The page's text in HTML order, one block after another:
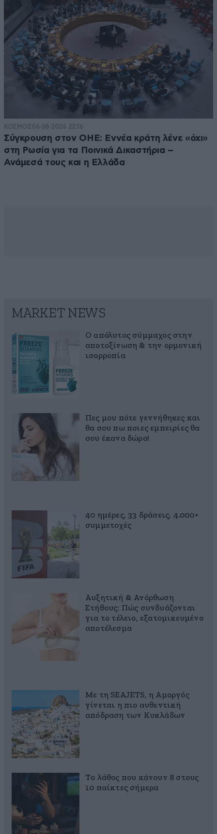
ΚΟΣΜΟΣ06·08·2026 22:16
Σύγκρουση στον ΟΗΕ: Εννέα κράτη λένε «όχι»
στη Ρωσία για τα Ποινικά Δικαστήρια –
Ανάμεσά τους και η Ελλάδα
MARKET NEWS
Ο απόλυτος σύμμαχος στην
αποτοξίνωση & την ορμονική
ισορροπία
Πες μου πότε γεννήθηκες και
θα σου πω ποιες εμπειρίες θα
σου έκανα δώρο!
40 ημέρες, 33 δράσεις, 4.000+
συμμετοχές
Αυξητική & Ανόρθωση
Στήθους: Πώς συνδυάζονται
για το τέλειο, εξατομικευμένο
αποτέλεσμα
Με τη SEAJETS, η Αμοργός
γίνεται η πιο αυθεντική
απόδραση των Κυκλάδων
Το λάθος που κάνουν 8 στους
10 παίκτες σήμερα